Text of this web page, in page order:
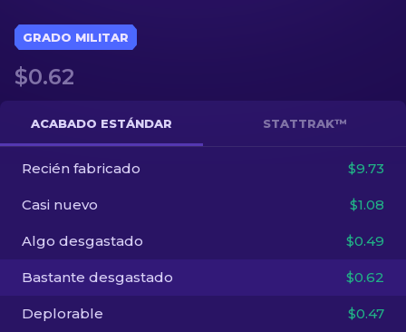
Guantes
Otro
ES
GRADO MILITAR
$0.62
ACABADO ESTÁNDAR STATTRAK™
Recién fabricado $9.73
Casi nuevo $1.08
Algo desgastado $0.49
Bastante desgastado $0.62
Deplorable $0.47